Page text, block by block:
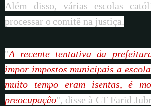
Além disso, várias escolas
processar o comitê na justiça.
"A recente tentativa da
impor impostos municipais a
muito tempo eram isentas, é
preocupação", disse à CT Farid